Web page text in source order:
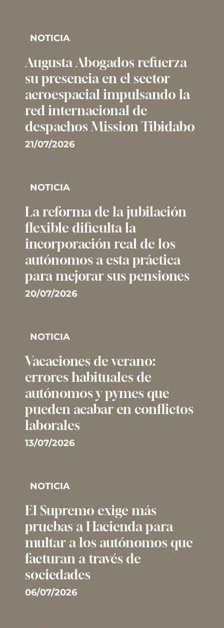
NOTICIA
Augusta Abogados refuerza
su presencia en el sector
aeroespacial impulsando la
red internacional de
despachos Mission Tibidabo
21/07/2026
NOTICIA
La reforma de la jubilación
flexible dificulta la
incorporación real de los
autónomos a esta práctica
para mejorar sus pensiones
20/07/2026
NOTICIA
Vacaciones de verano:
errores habituales de
autónomos y pymes que
pueden acabar en conflictos
laborales
13/07/2026
NOTICIA
El Supremo exige más
pruebas a Hacienda para
multar a los autónomos que
facturan a través de
sociedades
06/07/2026